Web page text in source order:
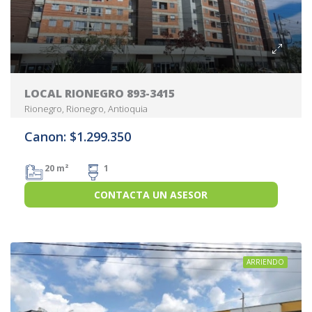
LOCAL RIONEGRO 893-3415
Rionegro, Rionegro, Antioquia
Canon: $1.299.350
20 m² 1
CONTACTA UN ASESOR
ARRIENDO